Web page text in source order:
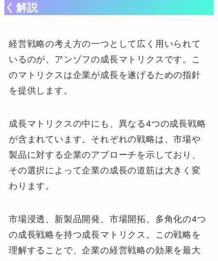
く解説
経営戦略の考え方の一つとして広く用いられて
いるのが、アンゾフの成長マトリクスです。こ
のマトリクスは企業が成長を遂げるための指針
を提供します。
成長マトリクスの中にも、異なる4つの成長戦略
が含まれています。それぞれの戦略は、市場や
製品に対する企業のアプローチを示しており、
その選択によって企業の成長の道筋は大きく変
わります。
市場浸透、新製品開発、市場開拓、多角化の4つ
の成長戦略を持つ成長マトリクス。この戦略を
理解することで、企業の経営戦略の効果を最大